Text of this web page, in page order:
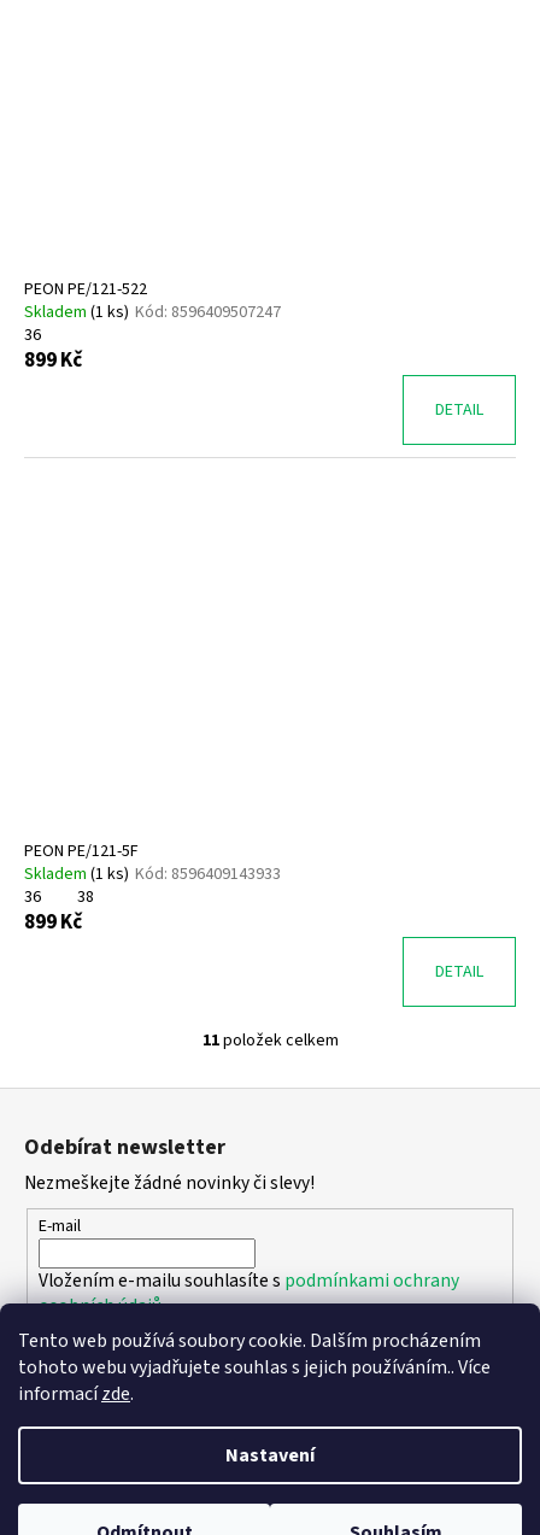
Tento web používá soubory cookie. Dalším procházením
tohoto webu vyjadřujete souhlas s jejich používáním.. Více
informacízde.
Nastavení
PEON PE/121-522
Skladem (1 ks) Kód: 8596409507247
36
899 Kč
DETAIL
PEON PE/121-5F
Skladem (1 ks) Kód: 8596409143933
36
38
899 Kč
DETAIL
O
v
a
c
r
k
y
ý
p
i
s
11položek celkem
Z
Odebírat newsletter
Nezmeškejte žádné novinky či slevy!
E-mail
Vložením e-mailu souhlasíte s podmínkami ochrany
osobních údajů
PŘIHLÁSIT SE
Copyright 2026DPK - botičky. Všechna práva vyhrazena.Upravit